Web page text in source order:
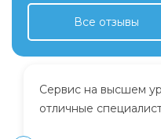
Все отзывы
Сервис на высшем
отличные